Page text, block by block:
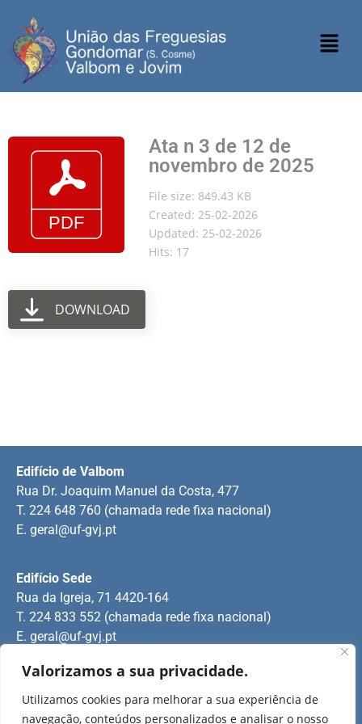
Valorizamos a sua privacidade.
Utilizamos cookies para melhorar a sua experiência de
navegação, conteúdos personalizados e analisar o nosso
Ata n 3 de 12 de
novembro de 2025
File size: 849.43 KB
Created: 25-02-2026
Updated: 25-02-2026
Hits: 17
DOWNLOAD
Rua Manuel Pinto Martins
Edifício Sede
Rua da Igreja, 71 4420-164
T. 224 833 552 (chamada rede fixa nacional)
E. geral@uf-gvj.pt
Edifício de Valbom
Rua Dr. Joaquim Manuel da Costa, 477
T. 224 648 760 (chamada rede fixa nacional)
E. geral@uf-gvj.pt